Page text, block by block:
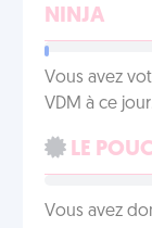
NINJA
Vous avez
VDM à ce
LE
Vous avez